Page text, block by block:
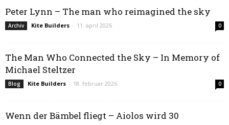
Peter Lynn – The man who reimagined the sky
Archiv Kite Builders - 11. april 2026 0
The Man Who Connected the Sky – In Memory of
Michael Steltzer
Blog Kite Builders - 18. februar 2026 0
Wenn der Bämbel fliegt – Aiolos wird 30